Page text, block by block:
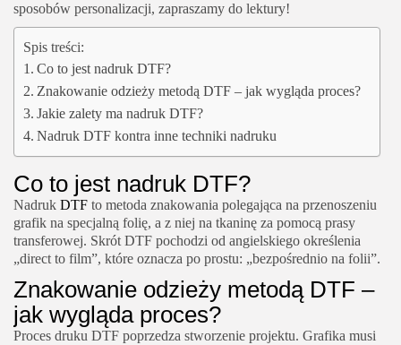
sposobów personalizacji, zapraszamy do lektury!
Spis treści:
Co to jest nadruk DTF?
Znakowanie odzieży metodą DTF – jak wygląda proces?
Jakie zalety ma nadruk DTF?
Nadruk DTF kontra inne techniki nadruku
Co to jest nadruk DTF?
Nadruk DTF to metoda znakowania polegająca na przenoszeniu
grafik na specjalną folię, a z niej na tkaninę za pomocą prasy
transferowej. Skrót DTF pochodzi od angielskiego określenia
„direct to film”, które oznacza po prostu: „bezpośrednio na folii”.
Znakowanie odzieży metodą DTF –
jak wygląda proces?
Proces druku DTF poprzedza stworzenie projektu. Grafika musi